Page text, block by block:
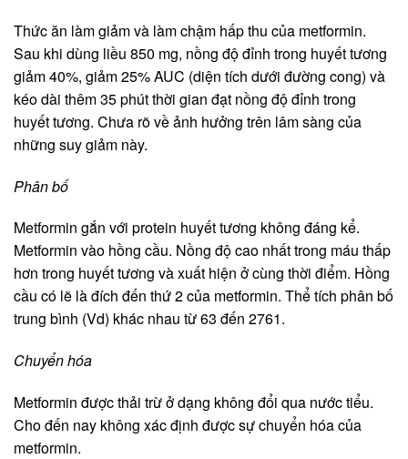
Thức ăn làm giảm và làm chậm hấp thu của metformin.
Sau khi dùng liều 850 mg, nồng độ đỉnh trong huyết tương
giảm 40%, giảm 25% AUC (diện tích dưới đường cong) và
kéo dài thêm 35 phút thời gian đạt nồng độ đỉnh trong
huyết tương. Chưa rõ về ảnh hưởng trên lâm sàng của
những suy giảm này.
Phân bố
Metformin gắn với protein huyết tương không đáng kể.
Metformin vào hồng cầu. Nồng độ cao nhất trong máu thấp
hơn trong huyết tương và xuất hiện ở cùng thời điểm. Hồng
cầu có lẽ là đích đến thứ 2 của metformin. Thể tích phân bố
trung bình (Vd) khác nhau từ 63 đến 2761.
Chuyển hóa
Metformin được thải trừ ở dạng không đổi qua nước tiểu.
Cho đến nay không xác định được sự chuyển hóa của
metformin.